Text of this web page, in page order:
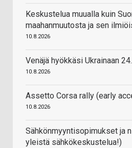
Keskustelua muualla kuin
maahanmuutosta ja sen
10.8.2026
Venäjä hyökkäsi Ukrainaan
10.8.2026
Assetto Corsa rally (early
10.8.2026
Sähkönmyyntisopimukset ja
yleistä sähkökeskustelua!)